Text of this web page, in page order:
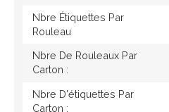
Nbre Étiquettes Par
Rouleau
Nbre De Rouleaux Par
Carton :
Nbre D'étiquettes Par
Carton :